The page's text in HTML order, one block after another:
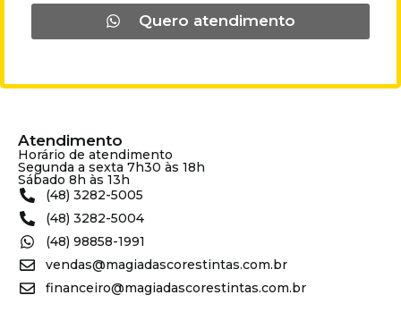
Quero atendimento
Atendimento
Horário de atendimento
Segunda a sexta 7h30 às 18h
Sábado 8h às 13h
(48) 3282-5005
(48) 3282-5004
(48) 98858-1991
vendas@magiadascorestintas.com.br
financeiro@magiadascorestintas.com.br